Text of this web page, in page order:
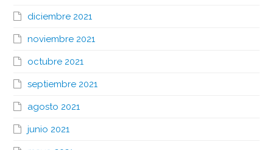
diciembre 2021
noviembre 2021
octubre 2021
septiembre 2021
agosto 2021
junio 2021